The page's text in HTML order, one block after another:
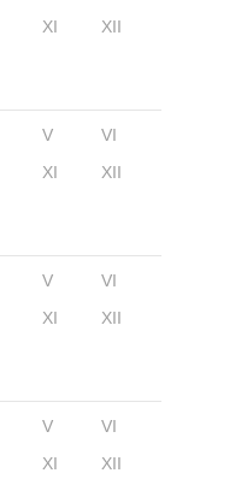
XI XII
V
VI
XI XII
V
VI
XI XII
V
VI
XI XII